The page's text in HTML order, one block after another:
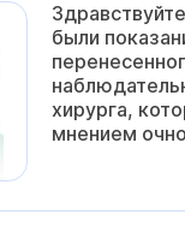
были
хирурга,
мнением